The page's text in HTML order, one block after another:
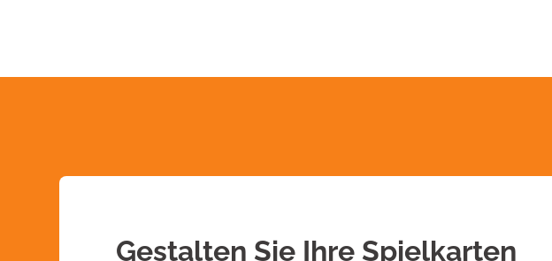
Diese hochwertige und widerstandsfähige
Stück geeignet. Aufgrund ihrer
Verlagsprodukten, empfohlen.
Gestalten Sie Ihre Spielkarten